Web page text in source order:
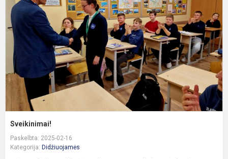
Sveikinimai!
Paskelbta: 2025-02-16
Kategorija: Didžiuojamės